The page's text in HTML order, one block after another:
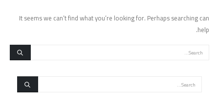
It seems we can’t find what you’re looking for. Perhaps searching can
help.